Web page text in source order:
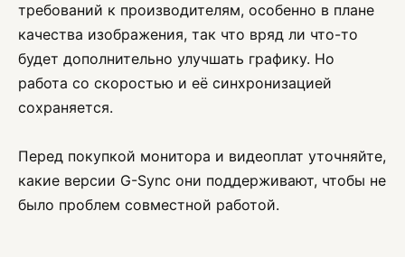
требований к производителям, особенно в плане
качества изображения, так что вряд ли что-то
будет дополнительно улучшать графику. Но
работа со скоростью и её синхронизацией
сохраняется.
Перед покупкой монитора и видеоплат уточняйте,
какие версии G-Sync они поддерживают, чтобы не
было проблем совместной работой.